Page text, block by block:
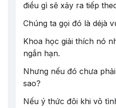
điều gì sẽ xảy ra tiếp
Chúng ta gọi đó là déjà
Khoa học giải thích nó
ngắn hạn.
Nhưng nếu đó chưa
sao?
Nếu ý thức đôi khi vô